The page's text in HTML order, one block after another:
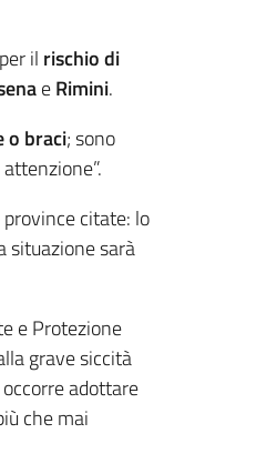
per il rischio di
eRimini.
o braci; sono
citate: lo
situazione sarà
e Protezione
grave siccità
adottare
che mai